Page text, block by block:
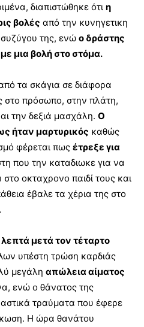
διαπιστώθηκε ότι η
βολές από την κυνηγετικη
της, ενώ ο δράστης
μια βολή στο στόμα.
τα σκάγια σε διάφορα
στο πρόσωπο, στην πλάτη,
την δεξιά μασχάλη. Ο
ήταν μαρτυρικός καθώς
φέρεται πως έτρεξε για
που την καταδιωκε για να
οκταχρονο παιδί τους και
έβαλε τα χέρια της στο
μετά τον τέταρτο
υπέστη τρώση καρδιάς
μεγάλη απώλεια αίματος
ενώ ο θάνατος της
τραύματα που έφερε
Η ώρα θανάτου